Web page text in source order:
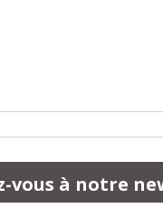
vous à notre